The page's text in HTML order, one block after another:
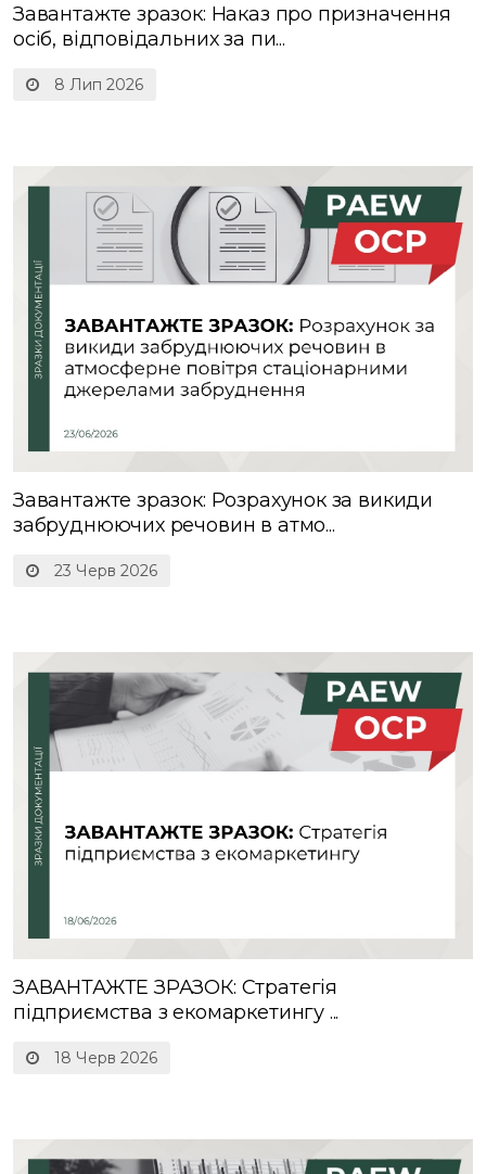
8 Лип 2026
Завантажте зразок: Наказ про призначення
осіб, відповідальних за пи...
23 Черв 2026
Завантажте зразок: Розрахунок за викиди
забруднюючих речовин в атмо...
18 Черв 2026
ЗАВАНТАЖТЕ ЗРАЗОК: Стратегія
підприємства з екомаркетингу ...